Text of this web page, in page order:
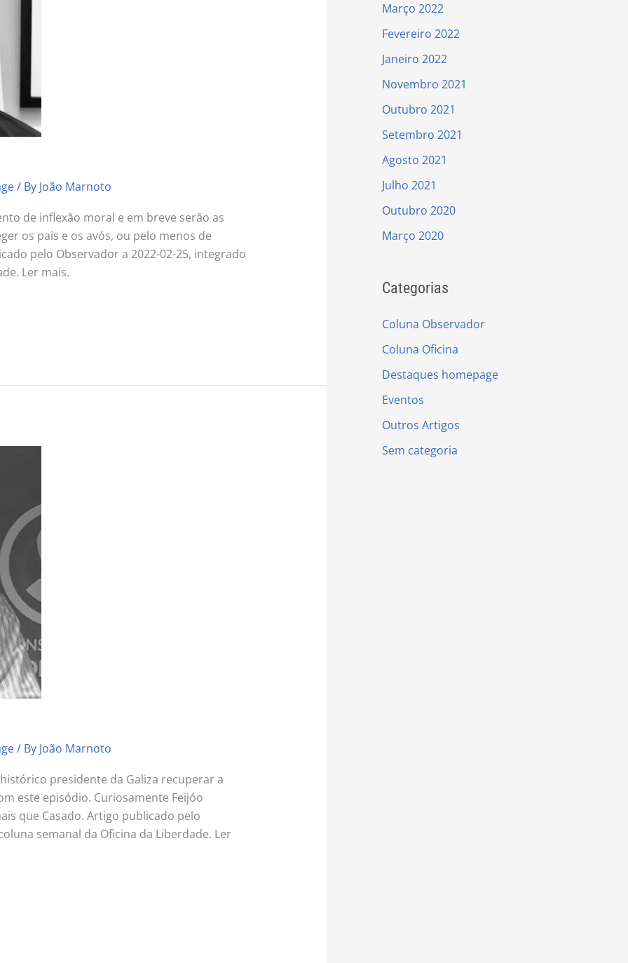
/ By João Marnoto
de inflexão moral e em breve serão as
os pais e os avós, ou pelo menos de
pelo Observador a 2022-02-25, integrado
Ler mais.
/ By João Marnoto
presidente da Galiza recuperar a
este episódio. Curiosamente Feijóo
que Casado. Artigo publicado pelo
semanal da Oficina da Liberdade. Ler
Março 2022
Fevereiro 2022
Janeiro 2022
Novembro 2021
Outubro 2021
Setembro 2021
Agosto 2021
Julho 2021
Outubro 2020
Março 2020
Categorias
Coluna Observador
Coluna Oficina
Destaques homepage
Eventos
Outros Artigos
Sem categoria